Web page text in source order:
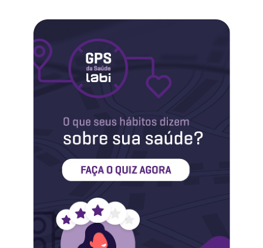
Maternidade
Novidades do Labi
Saúde da Mulher
Saúde do Homem
Sobre o Labi
Conheça o Labi